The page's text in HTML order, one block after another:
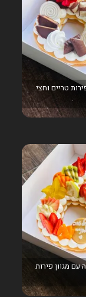
טריים וחצי
מגוון פירות